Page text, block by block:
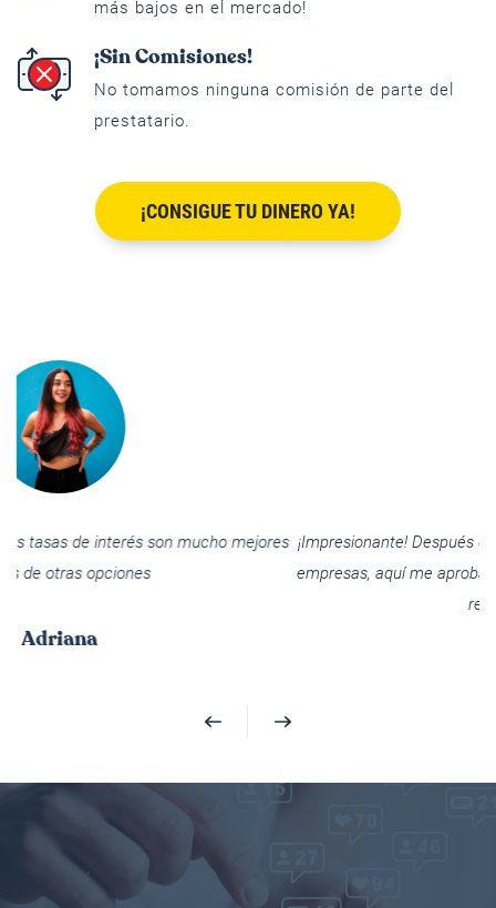
más bajos en el mercado!
¡Sin Comisiones!
No tomamos ninguna comisión de parte del
prestatario.
¡CONSIGUE TU DINERO YA!
¡Impresionante! Después de ser rechazado en todas las demás
empresas, aquí me aprobaron el préstamo rápidamente. ¡100%